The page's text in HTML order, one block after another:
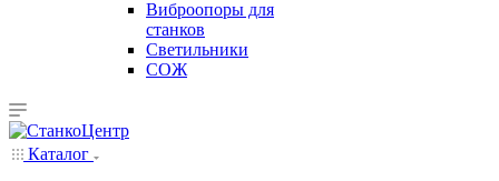
Виброопоры для
станков
Светильники
СОЖ
Каталог